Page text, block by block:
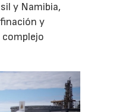
y Namibia,
y